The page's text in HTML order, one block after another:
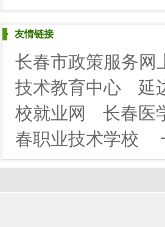
友情链接
长春市政策服务网
技术教育中心
延
校就业网
长春医
春职业技术学校